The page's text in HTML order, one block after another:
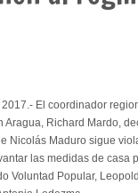
El coordinador
Aragua, Richard Mardo,
Nicolás Maduro sigue
las medidas de casa
Voluntad Popular,